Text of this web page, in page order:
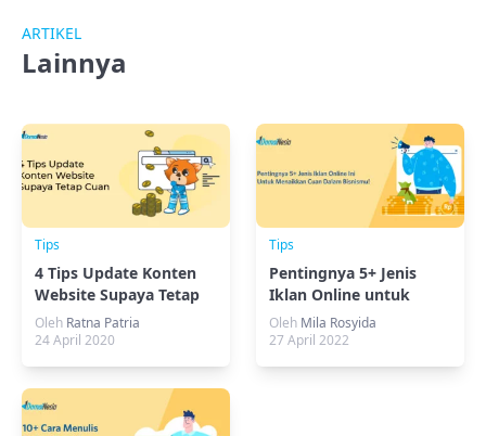
ARTIKEL
Lainnya
Tips
4 Tips Update Konten
Website Supaya Tetap
Cuan
Oleh Ratna Patria
24 April 2020
Tips
Pentingnya 5+ Jenis
Iklan Online untuk
Tingkatkan Bisnismu
Oleh Mila Rosyida
27 April 2022